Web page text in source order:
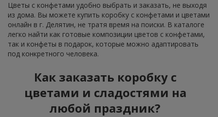
Цветы с конфетами удобно выбрать и заказать, не выходя
из дома. Вы можете купить коробку с конфетами и цветами
онлайн в г. Делятин, не тратя время на поиски. В каталоге
легко найти как готовые композиции цветов с конфетами,
так и конфеты в подарок, которые можно адаптировать
под конкретного человека.
Как заказать коробку с
цветами и сладостями на
любой праздник?